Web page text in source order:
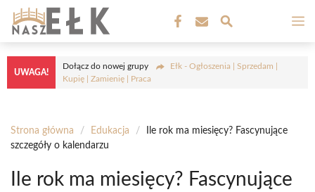
Przejdź
treści
UWAGA!
Dołącz do nowej grupy
Ełk - Ogłoszenia | Sprzedam |
Kupię | Zamienię | Praca
Strona główna / Edukacja /
Ile rok ma miesięcy? Fascynujące
szczegóły o kalendarzu
Ile rok ma miesięcy? Fascynujące